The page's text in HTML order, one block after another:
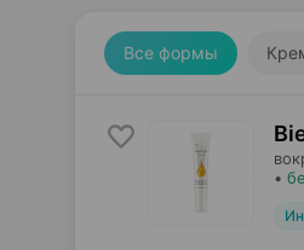
Все формы
•